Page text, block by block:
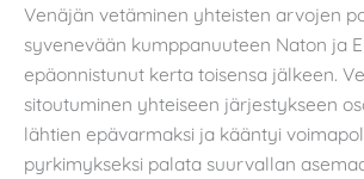
Venäjän vetäminen yhteisten arvojen
syvenevään kumppanuuteen Naton ja
epäonnistunut kerta toisensa jälkeen.
sitoutuminen yhteiseen järjestykseen
lähtien epävarmaksi ja kääntyi
pyrkimykseksi palata suurvallan